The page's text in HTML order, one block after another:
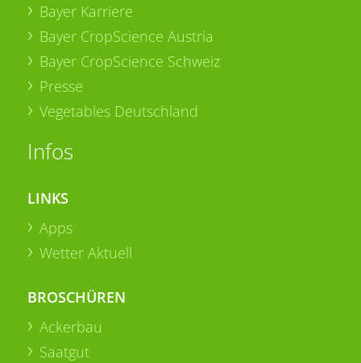
Bayer Karriere
Bayer CropScience Austria
Bayer CropScience Schweiz
Presse
Vegetables Deutschland
Infos
LINKS
Apps
Wetter Aktuell
BROSCHÜREN
Ackerbau
Saatgut